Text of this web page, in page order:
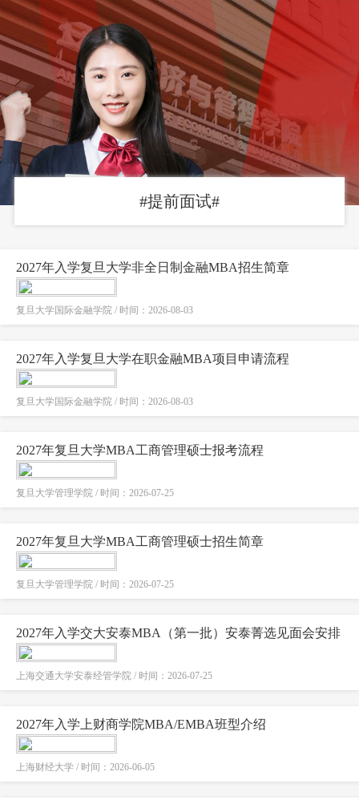
#提前面试#
2027年入学复旦大学非全日制金融MBA招生简章
复旦大学国际金融学院 / 时间：2026-08-03
2027年入学复旦大学在职金融MBA项目申请流程
复旦大学国际金融学院 / 时间：2026-08-03
2027年复旦大学MBA工商管理硕士报考流程
复旦大学管理学院 / 时间：2026-07-25
2027年复旦大学MBA工商管理硕士招生简章
复旦大学管理学院 / 时间：2026-07-25
2027年入学交大安泰MBA（第一批）安泰菁选见面会安排
上海交通大学安泰经管学院 / 时间：2026-07-25
2027年入学上财商学院MBA/EMBA班型介绍
上海财经大学 / 时间：2026-06-05